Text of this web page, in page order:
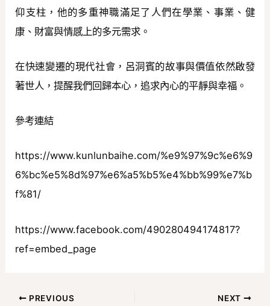
仰支柱，他的多重神職滿足了人們在學業、事業、健
康、財富與情感上的多元需求。
在快速變遷的現代社會，呂洞賓的故事與價值依然啟發
著世人，提醒我們回歸本心，追求內心的平靜與幸福。
參考連結
https://www.kunlunbaihe.com/%e9%97%9c%e6%9
6%bc%e5%8d%97%e6%a5%b5%e4%bb%99%e7%b
f%81/
https://www.facebook.com/490280494174817?
ref=embed_page
PREVIOUS NEXT